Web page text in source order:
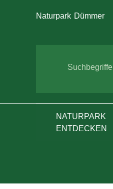
Naturpark Dümmer
Suchbegriffe
NATURPARK
ENTDECKEN